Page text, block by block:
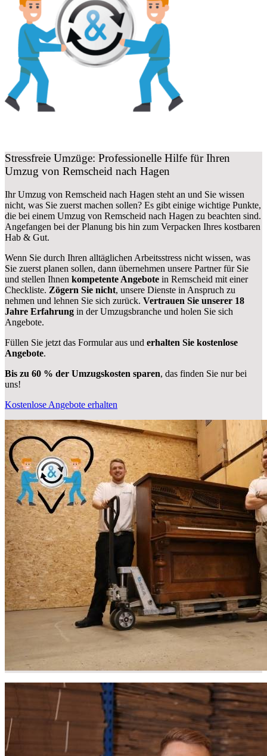
Stressfreie Umzüge: Professionelle Hilfe für Ihren
Umzug von Remscheid nach Hagen
Ihr Umzug von Remscheid nach Hagen steht an und Sie wissen
nicht, was Sie zuerst machen sollen? Es gibt einige wichtige Punkte,
die bei einem Umzug von Remscheid nach Hagen zu beachten sind.
Angefangen bei der Planung bis hin zum Verpacken Ihres kostbaren
Hab & Gut.
Wenn Sie durch Ihren alltäglichen Arbeitsstress nicht wissen, was
Sie zuerst planen sollen, dann übernehmen unsere Partner für Sie
und stellen Ihnen kompetente Angebote in Remscheid mit einer
Checkliste. Zögern Sie nicht, unsere Dienste in Anspruch zu
nehmen und lehnen Sie sich zurück. Vertrauen Sie unserer 18
Jahre Erfahrung in der Umzugsbranche und holen Sie sich
Angebote.
Füllen Sie jetzt das Formular aus und erhalten Sie kostenlose
Angebote.
Bis zu 60 % der Umzugskosten sparen, das finden Sie nur bei
uns!
Kostenlose Angebote erhalten